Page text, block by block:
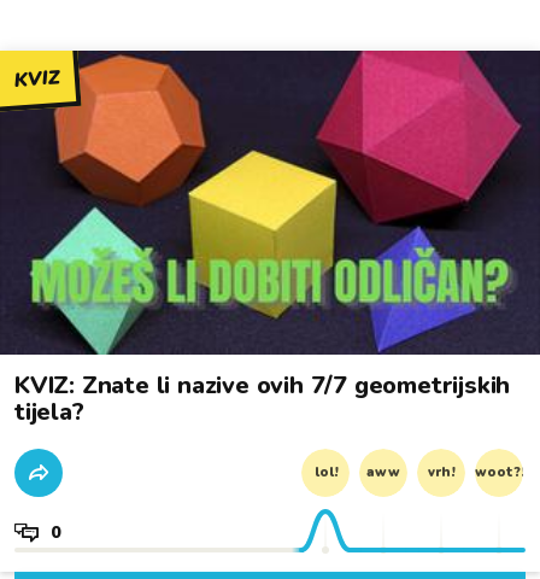
KVIZ
KVIZ: Znate li nazive ovih 7/7 geometrijskih
tijela?
lol! aww vrh! woot?!
0